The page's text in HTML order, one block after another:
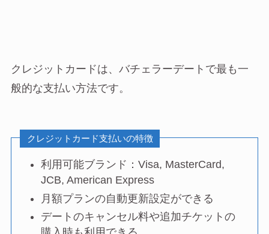
クレジットカードは、バチェラーデートで最も一
般的な支払い方法です。
クレジットカード支払いの特徴
利用可能ブランド：Visa, MasterCard,
JCB, American Express
月額プランの自動更新設定ができる
デートのキャンセル料や追加チケットの